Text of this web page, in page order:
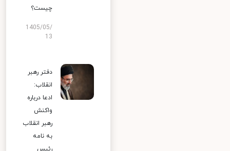
چیست؟
1405/05/
13
دفتر رهبر
انقلاب:
ادعا درباره
واکنش
رهبر انقلاب
به نامه
رئیس